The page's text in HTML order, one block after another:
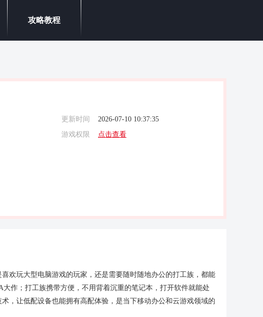
攻略教程
更新时间
2026-07-10 10:37:35
游戏权限
点击查看
欢玩大型电脑游戏的玩家，还是需要随时随地办公的打工族，都能
作；打工族携带方便，不用背着沉重的笔记本，打开软件就能处
，让低配设备也能拥有高配体验，是当下移动办公和云游戏领域的